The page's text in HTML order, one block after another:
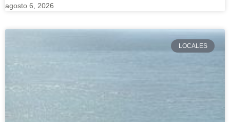
agosto 6, 2026
LOCALES